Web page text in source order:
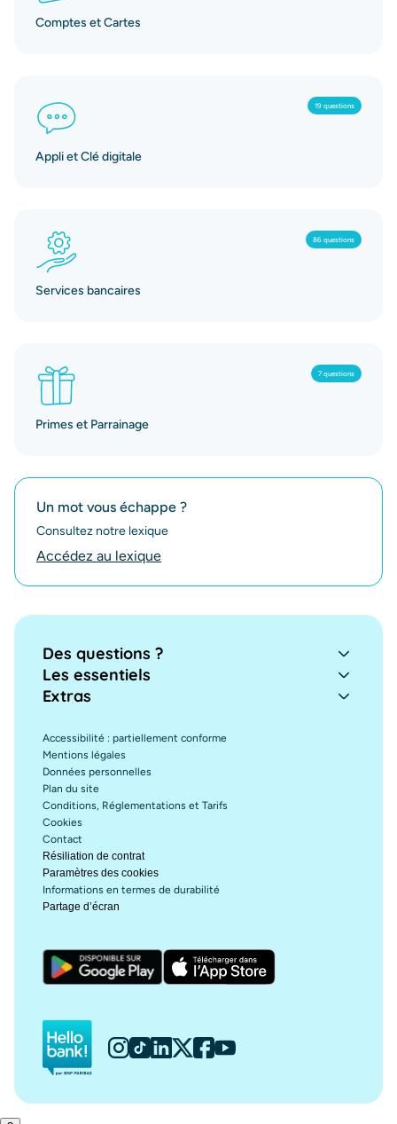
Comptes et Cartes
19 questions
Appli et Clé digitale
86 questions
Services bancaires
7 questions
Primes et Parrainage
Un mot vous échappe ?
Consultez notre lexique
Accédez au lexique
Des questions ?
Les essentiels
Extras
Accessibilité : partiellement conforme
Mentions légales
Données personnelles
Plan du site
Conditions, Réglementations et Tarifs
Cookies
Contact
Résiliation de contrat
Paramètres des cookies
Informations en termes de durabilité
Partage d’écran